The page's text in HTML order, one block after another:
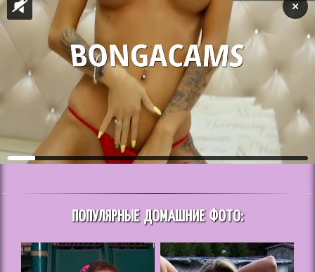
ПОПУЛЯРНЫЕ ДОМАШНИЕ ФОТО: